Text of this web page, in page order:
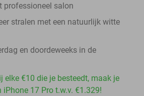
professioneel salon
stralen met een natuurlijk witte
en doordeweeks in de
elke €10 die je besteedt, maak je
17 Pro t.w.v. €1.329!